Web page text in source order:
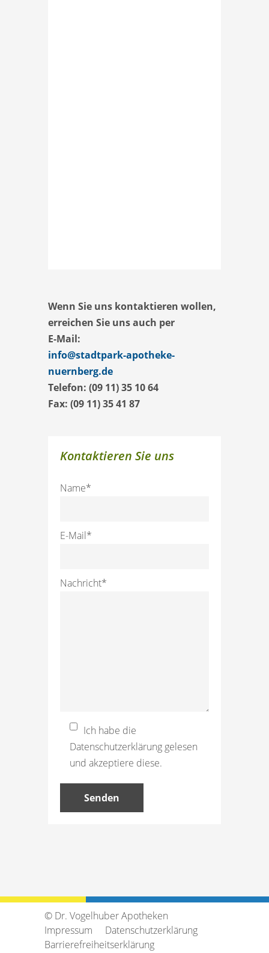
Wenn Sie uns kontaktieren wollen,
erreichen Sie uns auch per
E-Mail:
info@stadtpark-apotheke-
nuernberg.de
Telefon: (09 11) 35 10 64
Fax: (09 11) 35 41 87
Kontaktieren Sie uns
Name*
E-Mail*
Nachricht*
Ich habe die
Datenschutzerklärung gelesen
und akzeptiere diese.
© Dr. Vogelhuber Apotheken
Impressum
Datenschutzerklärung
Barrierefreiheitserklärung